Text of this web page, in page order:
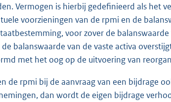
Vermogen is hierbij gedefinieerd als het
voorzieningen van de rpmi en de
voor zover de
balanswaarde van de vaste activa
met het oog op de uitvoering van
de rpmi bij de aanvraag van een bijdrage
dan wordt de eigen bijdrage